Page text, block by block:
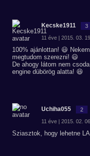
Kecske1911 3
11 éve | 2015. 03.
100% ajánlottan! 😃
megtudom szerezni! 😃
De ahogy látom nem
engine dübörög alatta! 😆
Uchiha055 2
11 éve | 2015. 02.
Sziasztok, hogy lehetne